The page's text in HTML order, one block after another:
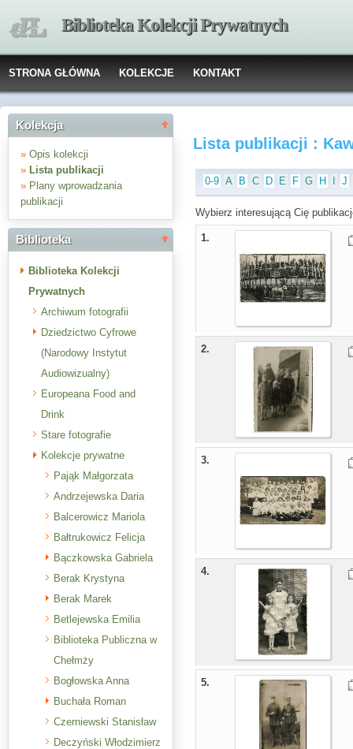
Biblioteka Kolekcji Prywatnych
STRONA GŁÓWNA KOLEKCJE KONTAKT
Kolekcja
» Opis kolekcji
» Lista publikacji
» Plany wprowadzania
publikacji
Biblioteka
Biblioteka Kolekcji
Prywatnych
Archiwum fotografii
Dziedzictwo Cyfrowe
(Narodowy Instytut
Audiowizualny)
Europeana Food and
Drink
Stare fotografie
Kolekcje prywatne
Pająk Małgorzata
Andrzejewska Daria
Balcerowicz Mariola
Bałtrukowicz Felicja
Bączkowska Gabriela
Berak Krystyna
Berak Marek
Betlejewska Emilia
Biblioteka Publiczna w
Chełmży
Bogłowska Anna
Buchała Roman
Czerniewski Stanisław
Deczyński Włodzimierz
Lista publikacji :
0-9 A B C D E F G H J
Wybierz interesującą Cię
1.
2.
3.
4.
5.